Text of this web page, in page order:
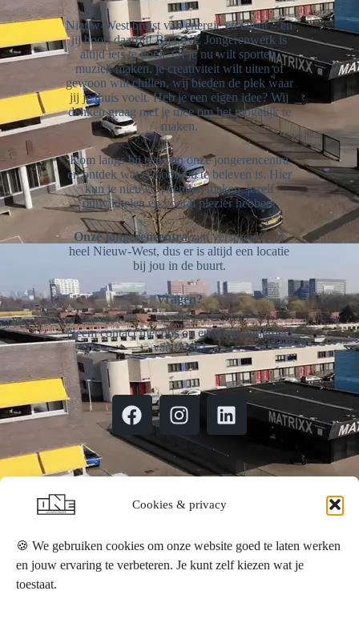
Cookies & privacy
🍪 We gebruiken cookies om onze website goed te laten werken
en jouw ervaring te verbeteren. Je kunt zelf kiezen wat je
toestaat.
Nieuw-West bruist van energie en talent – en
jij hoort daarbij! Bij ONE Jongerenwerk is
altijd iets te doen. Of je nu wilt sporten,
muziek maken, je creativiteit wilt uiten of
gewoon wilt chillen, wij bieden de plek waar
jij je thuis voelt. Heb je een eigen idee? Wij
denken graag met je mee om het mogelijk te
maken.
Kom langs bij een van onze jongerencentra
en ontdek wat er voor jou te beleven is. Hier
kun je nieuwe vrienden maken, jezelf
ontwikkelen en vooral plezier hebben.
Onze jongerencentrazijn verspreid over
heel Nieuw-West, dus er is altijd een locatie
bij jou in de buurt.
Vragen?
Neem contact met ons op en word onderdeel
van ONE!
Contact Info